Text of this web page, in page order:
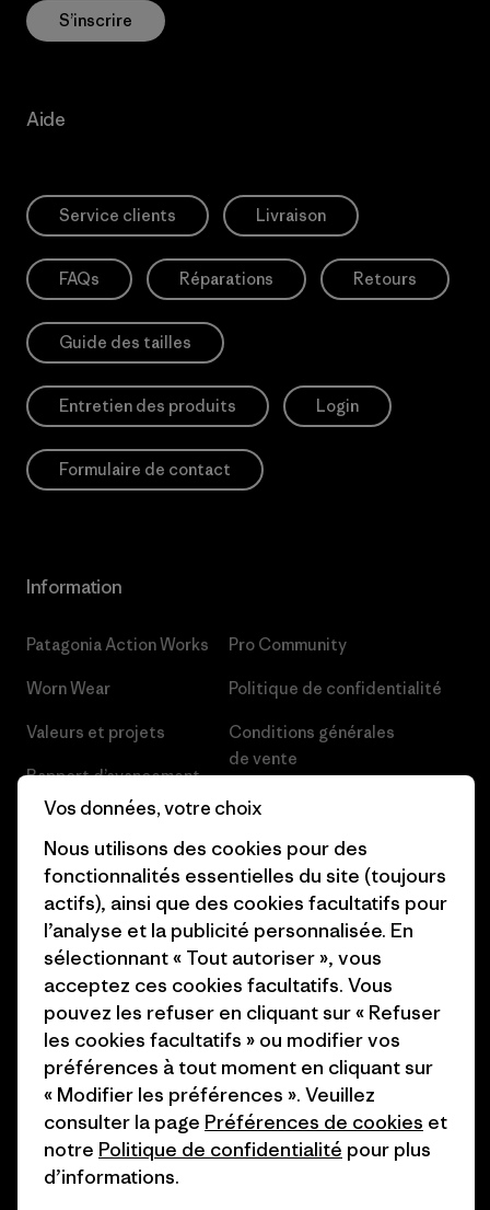
S’inscrire
Aide
Service clients Livraison
FAQs Réparations Retours
Guide des tailles
Entretien des produits Login
Formulaire de contact
Information
Patagonia Action Works
Worn Wear
Valeurs et projets
Rapport d’avancement
Business Unusual
Objectifs climatiques
1% For The Planet
Comment nous finançons
Cartes cadeaux
Nos magasins
Pro Community
Politique de confidentialité
Conditions générales
de vente
Préférences de cookie
Carrières
Presse et media
Industry program
Programme d’affiliation
Patagonia Suisse Plan du site
© 2026 Patagonia, Inc. All Rights Reserved.
Vos données, votre choix
Nous utilisons des cookies pour des
fonctionnalités essentielles du site (toujours
actifs), ainsi que des cookies facultatifs pour
l’analyse et la publicité personnalisée. En
sélectionnant « Tout autoriser », vous
acceptez ces cookies facultatifs. Vous
pouvez les refuser en cliquant sur « Refuser
les cookies facultatifs » ou modifier vos
préférences à tout moment en cliquant sur
« Modifier les préférences ». Veuillez
consulter la page Préférences de cookies et
notre Politique de confidentialité pour plus
d’informations.